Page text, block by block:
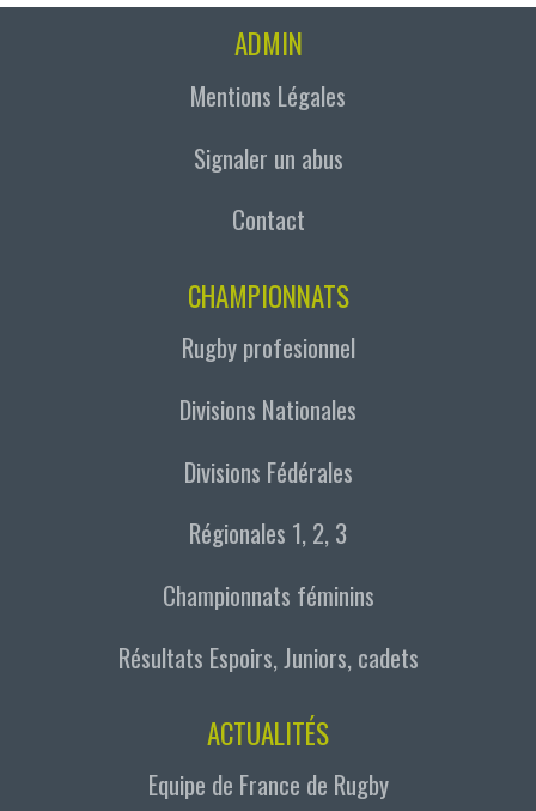
ADMIN
Mentions Légales
Signaler un abus
Contact
CHAMPIONNATS
Rugby profesionnel
Divisions Nationales
Divisions Fédérales
Régionales 1, 2, 3
Championnats féminins
Résultats Espoirs, Juniors, cadets
ACTUALITÉS
Equipe de France de Rugby